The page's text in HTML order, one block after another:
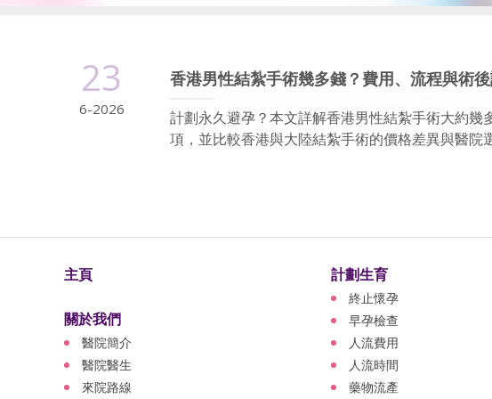
23
6-2026
香港男性結紮手術幾多錢？費用、流程與術
計劃永久避孕？本文詳解香港男性結紮手術大約
項，並比較香港與大陸結紮手術的價格差異與醫院
主頁
關於我們
醫院簡介
醫院醫生
來院路線
計劃生育
終止懷孕
早孕檢查
人流費用
人流時間
藥物流產